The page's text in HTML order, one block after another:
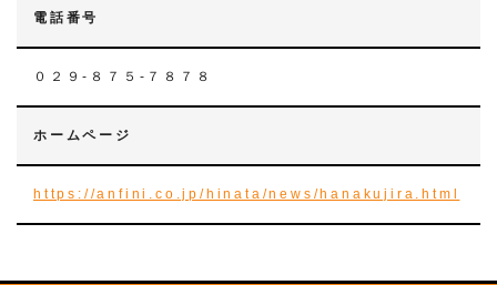
電話番号
０２９-８７５-７８７８
ホームページ
https://anfini.co.jp/hinata/news/hanakujira.html